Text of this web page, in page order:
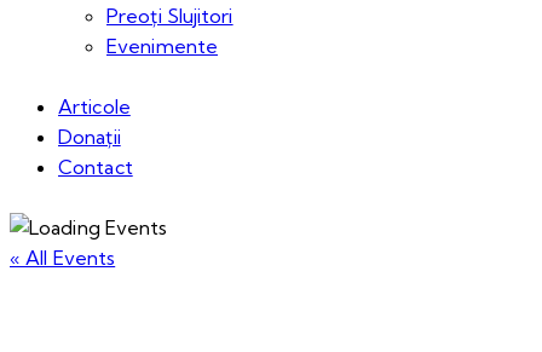
Preoți Slujitori
Evenimente
Articole
Donații
Contact
« All Events